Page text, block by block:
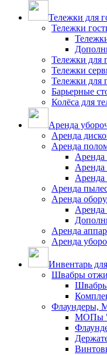
Тележки для
Тележки
Тележки для
Тележки
Тележки для
Барьерные
Колёса для
Аренда
Аренда
Аренда
Аренда
Аренда
Аренда
Аренда
Аренда
Инвентарь
Швабры
Флаундеры,
МОПы